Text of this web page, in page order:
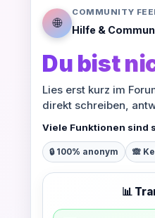
🌐
COMMUNITY
Hilfe &
Du bist
Lies erst kurz im
direkt schreiben,
Viele Funktionen sind
🔒 100% anonym 🙈
📊